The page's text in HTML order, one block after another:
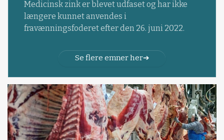
Medicinsk zink er blevet udfaset og har ikke
længere kunnet anvendes i
fravænningsfoderet efter den 26. juni 2022.
Se flere emner her